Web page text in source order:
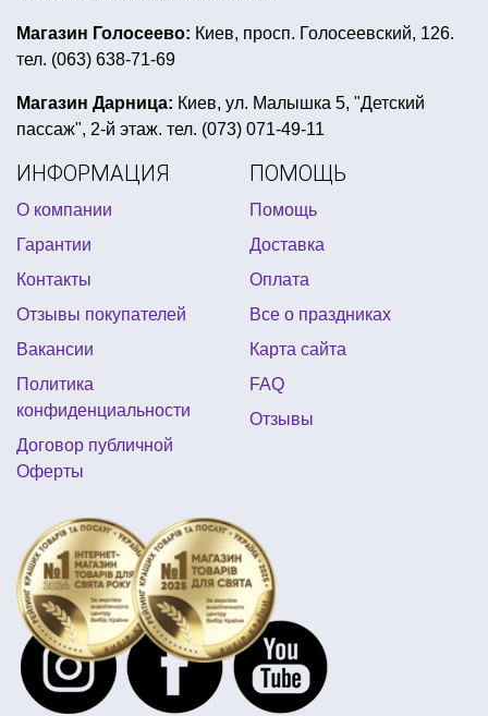
корона карнавальная купить украина
карнавальные костюмы и аксессуары купить украина
все для праздника 14 февраля шарики с рисунком
день рождения новорожденного
воздушные шары металлик купить
ковбойский костюм
прикольные подарки для конкурсов
рок стиль на вечеринку
пиратской вечеринки
тарелки на новый год купить
праздник щенячий патруль
вечеринка гавайская
диско стиль вечеринка
Магазин Голосеево: Киев, просп. Голосеевский, 126.
тел. (063) 638-71-69
Магазин Дарница: Киев, ул. Малышка 5, "Детский
пассаж", 2-й этаж. тел. (073) 071-49-11
ИНФОРМАЦИЯ
О компании
Гарантии
Контакты
Отзывы покупателей
Вакансии
Политика
конфиденциальности
Договор публичной
Оферты
ПОМОЩЬ
Помощь
Доставка
Оплата
Все о праздниках
Карта сайта
FAQ
Отзывы